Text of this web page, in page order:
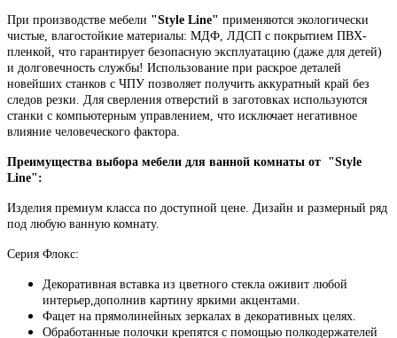
При производстве мебели "Style Line" применяются экологически
чистые, влагостойкие материалы: МДФ, ЛДСП с покрытием ПВХ-
пленкой, что гарантирует безопасную эксплуатацию (даже для детей)
и долговечность службы! Использование при раскрое деталей
новейших станков с ЧПУ позволяет получить аккуратный край без
следов резки. Для сверления отверстий в заготовках используются
станки с компьютерным управлением, что исключает негативное
влияние человеческого фактора.
Преимущества выбора мебели для ванной комнаты от "Style
Line":
Изделия премиум класса по доступной цене. Дизайн и размерный ряд
под любую ванную комнату.
Серия Флокс:
Декоративная вставка из цветного стекла оживит любой
интерьер,дополнив картину яркими акцентами.
Фацет на прямолинейных зеркалах в декоративных целях.
Обработанные полочки крепятся с помощью полкодержателей